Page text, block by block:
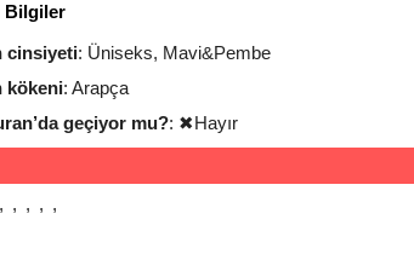
Bilgiler
cinsiyeti: Üniseks, Mavi&Pembe
kökeni: Arapça
geçiyor mu?: ✖Hayır